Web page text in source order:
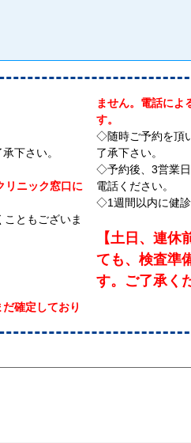
下さい。
リニック窓口に
ともございま
確定しており
ません。電話によ
す。
◇随時ご予約を頂
了承下さい。
◇予約後、3営業日
電話ください。
◇1週間以内に健診
【土日、連
ても、検査準
す。ご了承く